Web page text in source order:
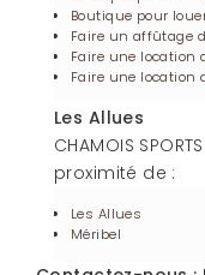
Boutique pour
Faire un affûtage
Faire une location
Faire une location
Les Allues
CHAMOIS
proximité de :
Les Allues
Méribel